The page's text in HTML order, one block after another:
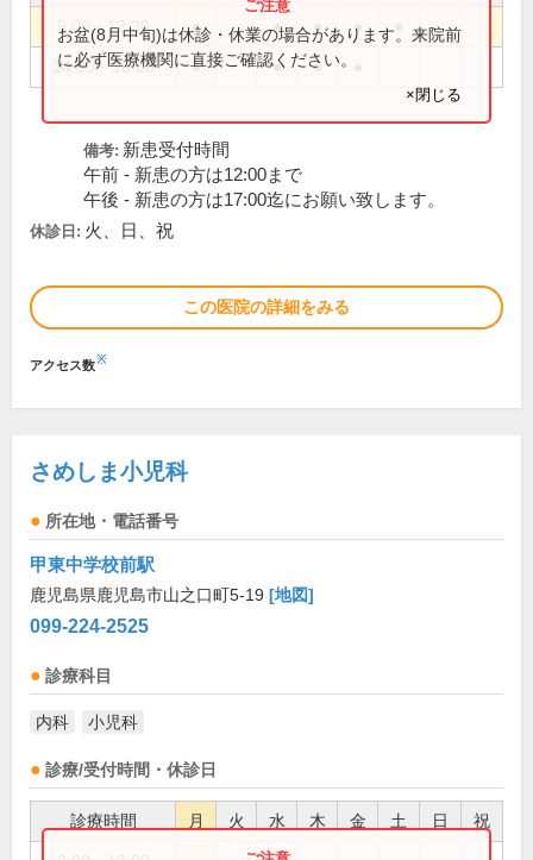
9:00～12:30 ● ● ● ●
14:30～18:00 ● ● ●
お盆(8月中旬)は休診・休業の場合があります。来院前
に必ず医療機関に直接ご確認ください。
×閉じる
備考: 新患受付時間
午前 - 新患の方は12:00まで
午後 - 新患の方は17:00迄にお願い致します。
休診日: 火、日、祝
この医院の詳細をみる
アクセス数※
さめしま小児科
所在地・電話番号
甲東中学校前駅
鹿児島県鹿児島市山之口町5-19 [地図]
099-224-2525
診療科目
内科 小児科
診療/受付時間・休診日
診療時間 月 火 水 木 金 土 日 祝